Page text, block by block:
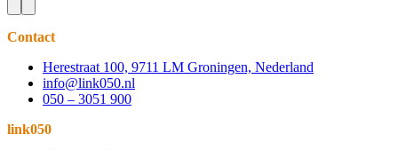
Contact
Herestraat 100, 9711 LM Groningen, Nederland
info@link050.nl
050 – 3051 900
link050